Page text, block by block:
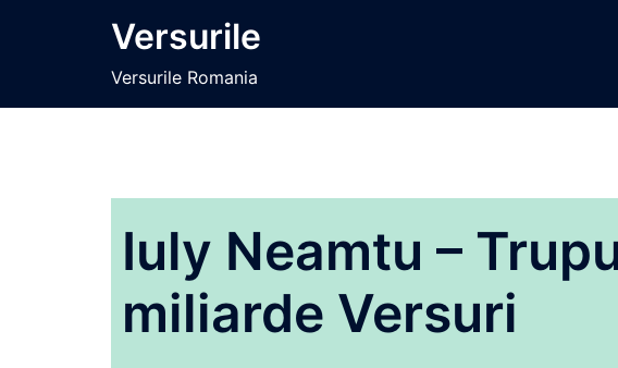
Versurile
Versurile Romania
Iuly Neamtu –
miliarde Versuri